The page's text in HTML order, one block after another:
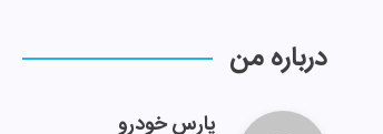
درباره من
پارس خودرو